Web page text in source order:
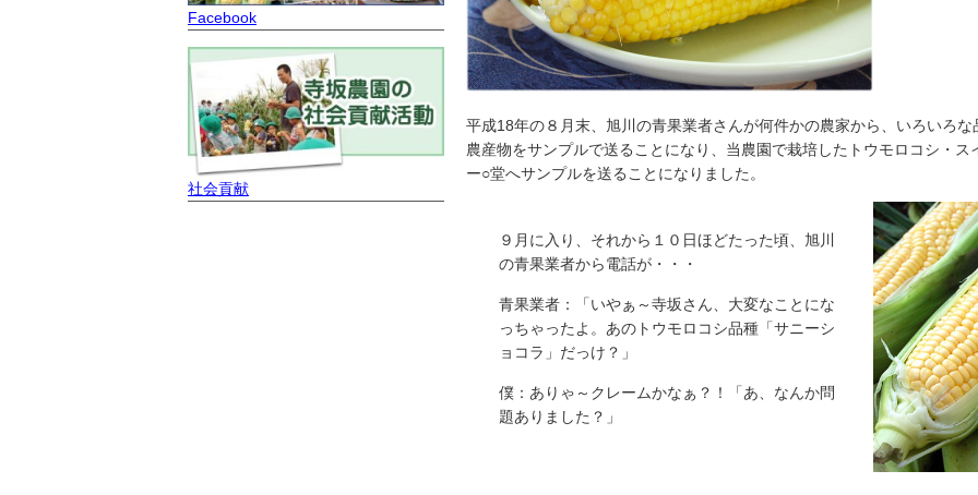
平成18年の８月末、旭川の青果業者さんが何件かの農家から、いろいろ
農産物をサンプルで送ることになり、当農園で栽培したトウモロコシ・
ー○堂へサンプルを送ることになりました。
９月に入り、それから１０日ほどたった頃、旭川
の青果業者から電話が・・・
青果業者：「いやぁ～寺坂さん、大変なことにな
っちゃったよ。あのトウモロコシ品種「サニーシ
ョコラ」だっけ？」
僕：ありゃ～クレームかなぁ？！「あ、なんか問
題ありました？」
Facebook
社会貢献